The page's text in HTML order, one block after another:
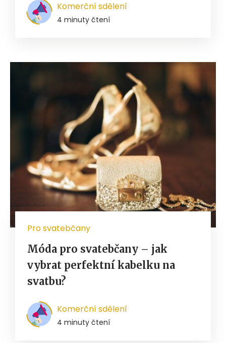
Komerční sdělení
4 minuty čtení
Pro svatebčany
Móda pro svatebčany – jak
vybrat perfektní kabelku na
svatbu?
Komerční sdělení
4 minuty čtení